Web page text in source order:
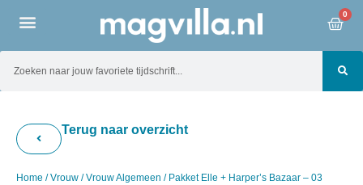
0
Terug naar overzicht
Home /Vrouw /Vrouw Algemeen / Pakket Elle + Harper’s Bazaar – 03